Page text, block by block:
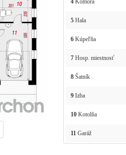
4Komora
5Hala
6Kúpeľňa
7Hosp. miestnosť
8Šatník
9Izba
10Kotolňa
11Garáž